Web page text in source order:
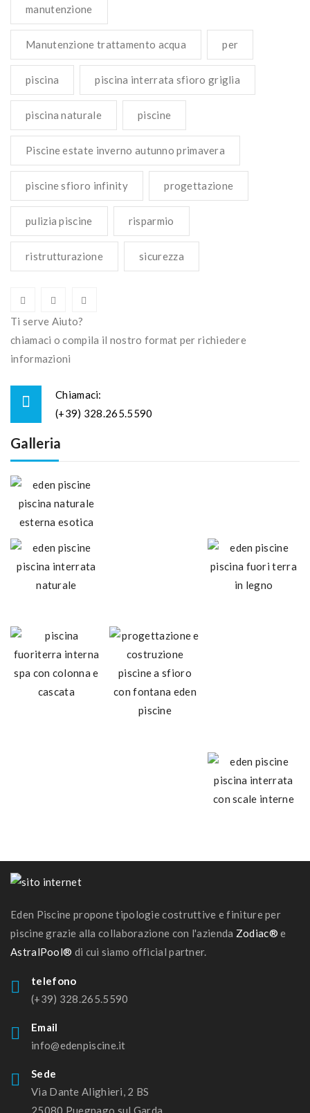
manutenzione
Manutenzione trattamento acqua per
piscina piscina interrata sfioro griglia
piscina naturale piscine
Piscine estate inverno autunno primavera
piscine sfioro infinity progettazione
pulizia piscine risparmio
ristrutturazione sicurezza
Ti serve Aiuto?
chiamaci o compila il nostro format per richiedere
informazioni
Chiamaci:
(+39) 328.265.5590
Galleria
Eden Piscine propone tipologie costruttive e finiture per
piscine grazie alla collaborazione con l'azienda Zodiac® e
AstralPool® di cui siamo official partner.
telefono
(+39) 328.265.5590
Email
info@edenpiscine.it
Sede
Via Dante Alighieri, 2 BS
25080 Puegnago sul Garda